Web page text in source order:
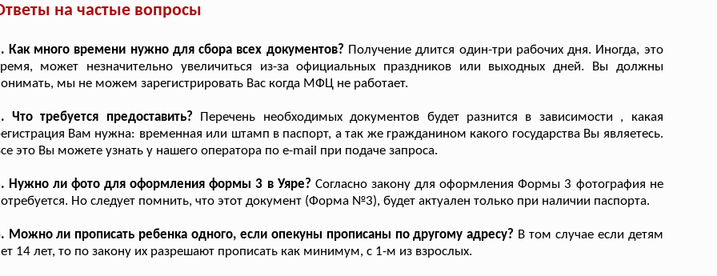
на частые вопросы
Как много времени нужно для сбора всех документов? Получение длится один-три рабочих дня. Иногда, это
может незначительно увеличиться из-за официальных праздников или выходных дней. Вы должны
мы не можем зарегистрировать Вас когда МФЦ не работает.
Что требуется предоставить? Перечень необходимых документов будет разнится в зависимости , какая
Вам нужна: временная или штамп в паспорт, а так же гражданином какого государства Вы являетесь.
это Вы можете узнать у нашего оператора по e-mail при подаче запроса.
Нужно ли фото для оформления формы 3 в Уяре? Согласно закону для оформления Формы 3 фотография не
Но следует помнить, что этот документ (Форма №3), будет актуален только при наличии паспорта.
Можно ли прописать ребенка одного, если опекуны прописаны по другому адресу? В том случае если детям
14 лет, то по закону их разрешают прописать как минимум, с 1-м из взрослых.